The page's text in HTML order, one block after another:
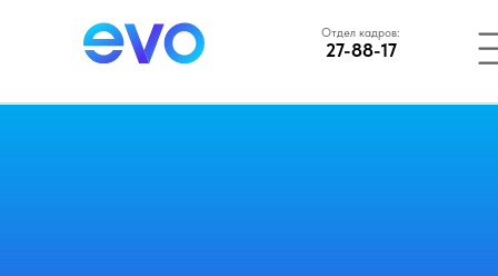
27-88-17
Отдел кадров: